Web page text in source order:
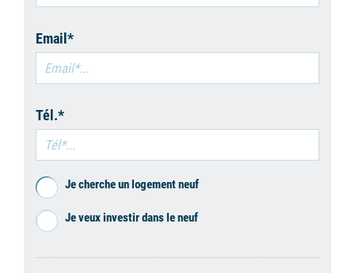
Email*
Tél.*
Je cherche un logement neuf
Je veux investir dans le neuf